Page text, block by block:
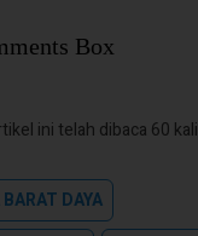
Box
ini telah dibaca 60 kali
DAYA